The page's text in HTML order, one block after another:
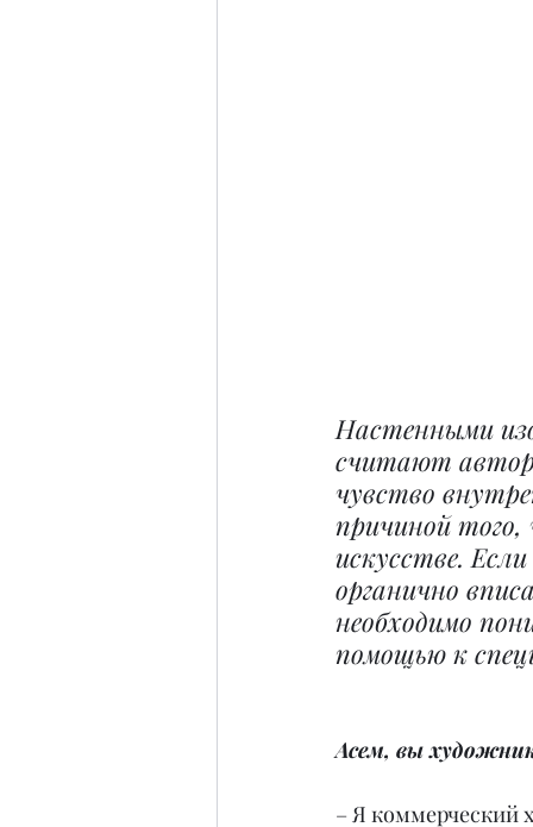
Настенными
считают
чувство
причиной
искусстве.
органично
необходимо
помощью к
Асем, вы
– Я коммерческий